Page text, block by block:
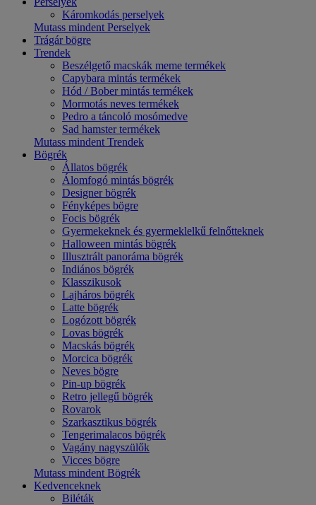
Káromkodás perselyek
Mutass mindent Perselyek
Trágár bögre
Trendek
Beszélgető macskák meme termékek
Capybara mintás termékek
Hód / Bober mintás termékek
Mormotás neves termékek
Pedro a táncoló mosómedve
Sad hamster termékek
Mutass mindent Trendek
Bögrék
Állatos bögrék
Álomfogó mintás bögrék
Designer bögrék
Fényképes bögre
Focis bögrék
Gyermekeknek és gyermeklelkű felnőtteknek
Halloween mintás bögrék
Illusztrált panoráma bögrék
Indiános bögrék
Klasszikusok
Lajháros bögrék
Latte bögrék
Logózott bögrék
Lovas bögrék
Macskás bögrék
Morcica bögrék
Neves bögre
Pin-up bögrék
Retro jellegű bögrék
Rovarok
Szarkasztikus bögrék
Tengerimalacos bögrék
Vagány nagyszülők
Vicces bögre
Mutass mindent Bögrék
Kedvenceknek
Biléták